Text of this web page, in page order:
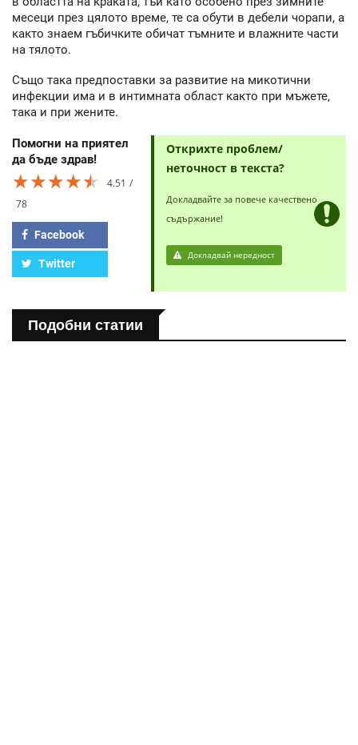
месеци през цялото време, те са обути в дебели чорапи, а
както знаем гъбичките обичат тъмните и влажните части
на тялото.
Също така предпоставки за развитие на микотични
инфекции има и в интимната област както при мъжете,
така и при жените.
Помогни на приятел
да бъде здрав!
★★★★★
★★★★★
★★★★★
4.51
78
Facebook
Twitter
Открихте проблем/
неточност в текста?
Докладвайте за повече качествено
съдържание!
Докладвай нередност
Подобни статии